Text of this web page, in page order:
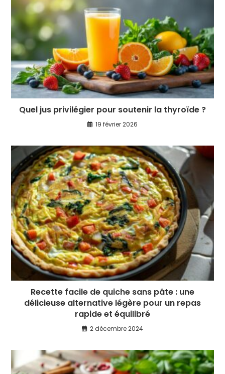
Quel jus privilégier pour soutenir la thyroïde ?
19 février 2026
Recette facile de quiche sans pâte : une
délicieuse alternative légère pour un repas
rapide et équilibré
2 décembre 2024